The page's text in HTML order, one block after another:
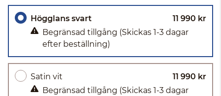
Högglans svart
11 990 kr
Begränsad tillgång (Skickas 1-3 dagar
efter beställning)
Satin vit
11 990 kr
Begränsad tillgång (Skickas 1-3 dagar